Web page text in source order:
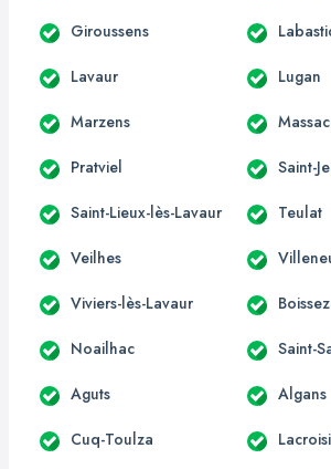
Giroussens
Lavaur Lugan
Marzens
Pratviel Saint-
Saint-Lieux-lès-Lavaur Teulat
Veilhes
Viviers-lès-Lavaur
Noailhac Saint-
Aguts Algans
Cuq-Toulza